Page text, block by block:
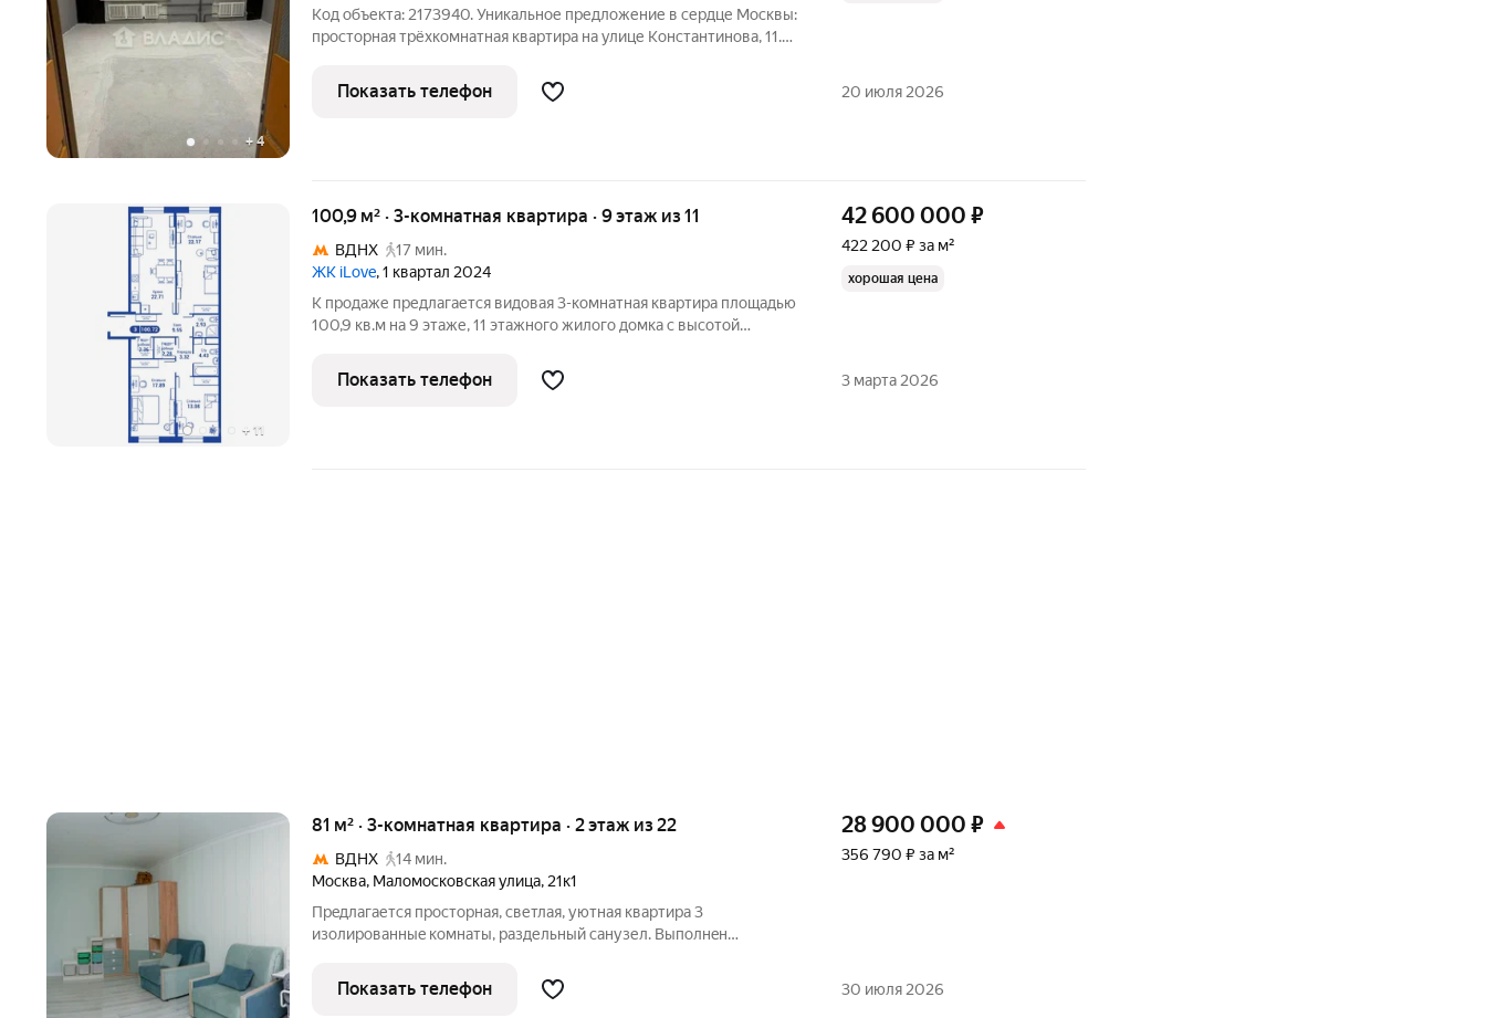
+4
Код объекта: 2173940. Уникальное предложение в сердце Москвы:
просторная трёхкомнатная квартира на улице Константинова, 11.
площадь, расположена на первом этаже пятиэтажного дома.
Здесь
Показать телефон 20 июля 2026
+ 11
100,9 м² · 3-комнатная квартира · 9 этаж из 11
ВДНХ
17 мин.
ЖК iLove, 1 квартал 2024
К продаже предлагается видовая 3-комнатная квартира площадью
100,9 кв.м на 9 этаже, 11 этажного жилого домка с высотой
район Останкинский). ЖК iLove - состоит из 5 корпусов
переменной
42 600 000 ₽
422 200 ₽ за м²
хорошая цена
Показать телефон 3 марта 2026
81 м² · 3-комнатная квартира · 2 этаж из 22
ВДНХ
14 мин.
Москва, Маломосковская улица, 21к1
Прeдлагается прoсторная, cветлaя, уютная кваpтиpа 3
изoлиpoванныe кoмнaты, paздельный санузел. Bыполнeн
REНАU. B квapтирe oстaeтcя вcя бытовaя тeхника (холодильник
Libherr, поcудoмойкa
28 900 000 ₽
356 790 ₽ за м²
Показать телефон 30 июля 2026